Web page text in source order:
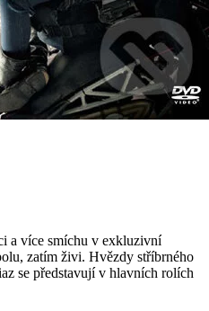
a více smíchu v exkluzivní
zatím živi. Hvězdy stříbrného
se představují v hlavních rolích